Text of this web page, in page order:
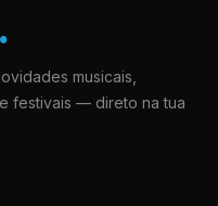
musicais,
festivais — direto na tua